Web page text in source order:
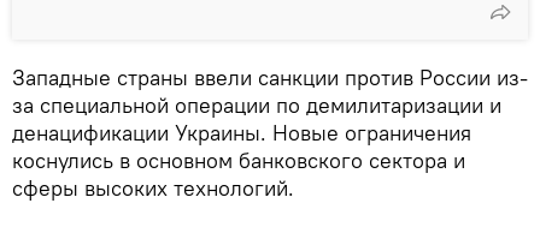
Западные страны ввели санкции против России из-
за специальной операции по демилитаризации и
денацификации Украины. Новые ограничения
коснулись в основном банковского сектора и
сферы высоких технологий.